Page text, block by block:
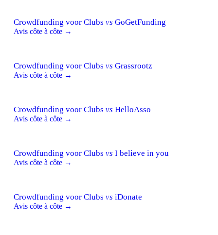
Crowdfunding voor Clubs vs GoGetFunding
Avis côte à côte →
Crowdfunding voor Clubs vs Grassrootz
Avis côte à côte →
Crowdfunding voor Clubs vs HelloAsso
Avis côte à côte →
Crowdfunding voor Clubs vs I believe in you
Avis côte à côte →
Crowdfunding voor Clubs vs iDonate
Avis côte à côte →